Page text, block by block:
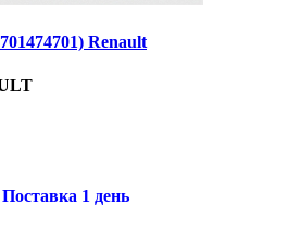
Renault
Поставка 1 день